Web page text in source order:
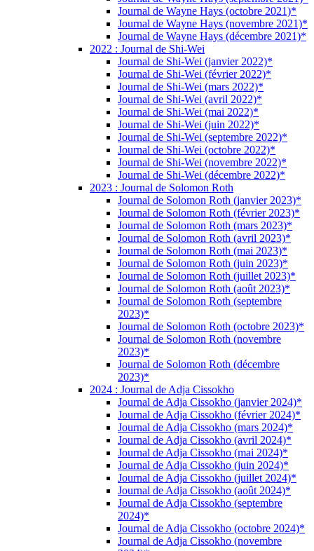
Journal de Wayne Hays (octobre 2021)*
Journal de Wayne Hays (novembre 2021)*
Journal de Wayne Hays (décembre 2021)*
2022 : Journal de Shi-Wei
Journal de Shi-Wei (janvier 2022)*
Journal de Shi-Wei (février 2022)*
Journal de Shi-Wei (mars 2022)*
Journal de Shi-Wei (avril 2022)*
Journal de Shi-Wei (mai 2022)*
Journal de Shi-Wei (juin 2022)*
Journal de Shi-Wei (septembre 2022)*
Journal de Shi-Wei (octobre 2022)*
Journal de Shi-Wei (novembre 2022)*
Journal de Shi-Wei (décembre 2022)*
2023 : Journal de Solomon Roth
Journal de Solomon Roth (janvier 2023)*
Journal de Solomon Roth (février 2023)*
Journal de Solomon Roth (mars 2023)*
Journal de Solomon Roth (avril 2023)*
Journal de Solomon Roth (mai 2023)*
Journal de Solomon Roth (juin 2023)*
Journal de Solomon Roth (juillet 2023)*
Journal de Solomon Roth (août 2023)*
Journal de Solomon Roth (septembre
2023)*
Journal de Solomon Roth (octobre 2023)*
Journal de Solomon Roth (novembre
2023)*
Journal de Solomon Roth (décembre
2023)*
2024 : Journal de Adja Cissokho
Journal de Adja Cissokho (janvier 2024)*
Journal de Adja Cissokho (février 2024)*
Journal de Adja Cissokho (mars 2024)*
Journal de Adja Cissokho (avril 2024)*
Journal de Adja Cissokho (mai 2024)*
Journal de Adja Cissokho (juin 2024)*
Journal de Adja Cissokho (juillet 2024)*
Journal de Adja Cissokho (août 2024)*
Journal de Adja Cissokho (septembre
2024)*
Journal de Adja Cissokho (octobre 2024)*
Journal de Adja Cissokho (novembre